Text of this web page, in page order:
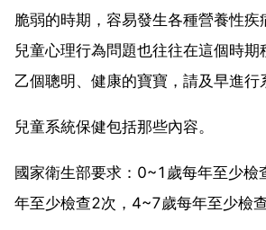
脆弱的時期，容易發生各種營養性疾
兒童心理行為問題也往往在這個時期
乙個聰明、健康的寶寶，請及早進行
兒童系統保健包括那些內容。
國家衛生部要求：0~1歲每年至少
年至少檢查2次，4~7歲每年至少檢查